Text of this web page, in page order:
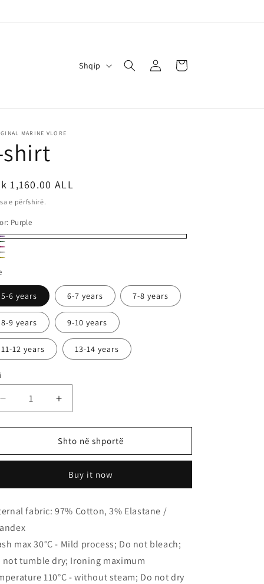
GShqip IdentifikohuKarrocë
MARINE VLORE
1,160.00 ALL
e përfshirë.
Purple
5-6 years 6-7 years 7-8 years
8-9 years 9-10 years
11-12 years 13-14 years
Zvogëlo
sasinë
për
shirt
Rrit
sasinë
për
t-
shirt
Shto në shportë
Buy it now
fabric: 97% Cotton, 3% Elastane /
max 30°C - Mild process; Do not bleach;
not tumble dry; Ironing maximum
110°C - without steam; Do not dry